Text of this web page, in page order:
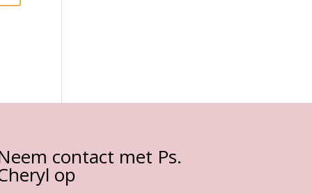
contact met Ps.
op